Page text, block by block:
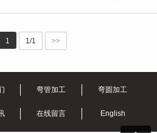
1 1/1 >>
弯管加工 弯圆加工
在线留言 English